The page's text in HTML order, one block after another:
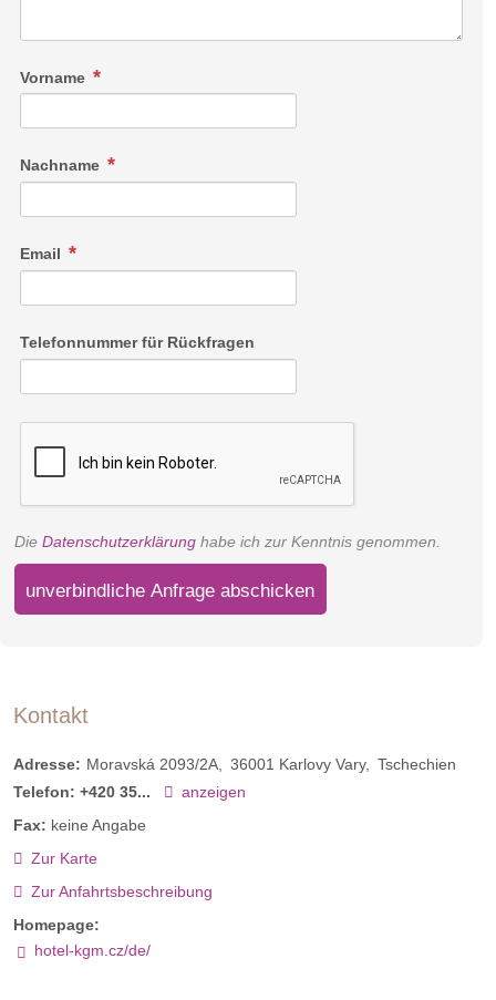
Vorname
Nachname
Email
Telefonnummer für Rückfragen
Die Datenschutzerklärung habe ich zur Kenntnis genommen.
unverbindliche Anfrage abschicken
Kontakt
Adresse: Moravská 2093/2A 36001 Karlovy Vary
Tschechien
Telefon: +420 35...
anzeigen
Fax: keine Angabe
Zur Karte
Zur Anfahrtsbeschreibung
Homepage:
hotel-kgm.cz/de/